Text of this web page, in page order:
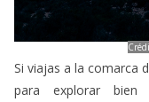
Si viajas a la comarca
para explorar bien